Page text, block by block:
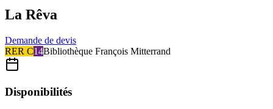
La Rêva
Demande de devis
RER C14Bibliothèque François Mitterrand
Disponibilités